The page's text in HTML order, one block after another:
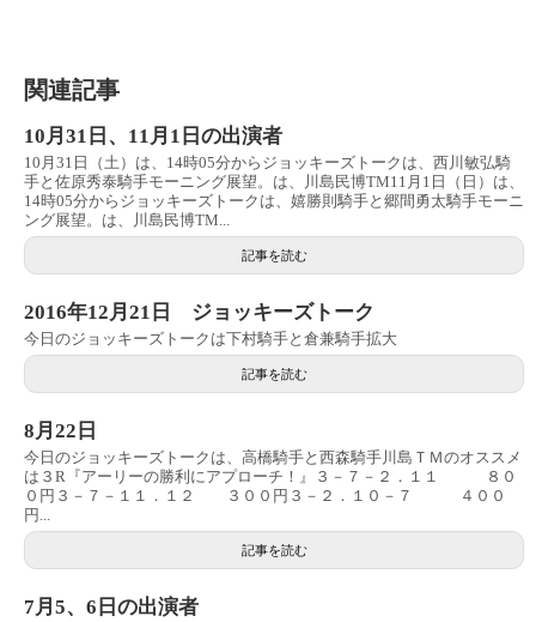
関連記事
10月31日、11月1日の出演者
10月31日（土）は、14時05分からジョッキーズトークは、西川敏弘騎
手と佐原秀泰騎手モーニング展望。は、川島民博TM11月1日（日）は、
14時05分からジョッキーズトークは、嬉勝則騎手と郷間勇太騎手モーニ
ング展望。は、川島民博TM...
記事を読む
2016年12月21日 ジョッキーズトーク
今日のジョッキーズトークは下村騎手と倉兼騎手拡大
記事を読む
8月22日
今日のジョッキーズトークは、高橋騎手と西森騎手川島ＴＭのオススメ
は３R『アーリーの勝利にアプローチ！』３－７－２．１１ ８０
０円３－７－１１．１２ ３００円３－２．１０－７ ４００
円...
記事を読む
7月5、6日の出演者